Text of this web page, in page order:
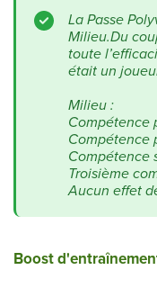
La Passe
Milieu.Du
toute
était un
Milieu :
Compétence
Compétence
Compétence
Troisième
Aucun effet
Boost